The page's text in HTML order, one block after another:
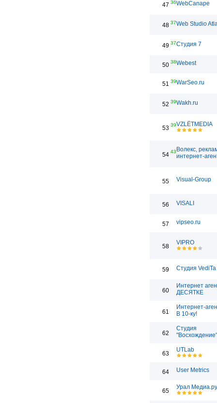
47 36WebCanape
48 37Web Studio
49 37Студия 7
50 38Webest
51 39WarSeo.ru
52 39Wakh.ru
53 39VZLЁTMEDIA
54 43 Волекс,
интернет-
55 Visual-Group
56 VISALI
57 vipseo.ru
58
VIPRO
59 Студия VediTa
60
Интернет
ДЕСЯТКЕ
61
Интернет-
В 10-ку!
62
Студия
"Восхождение"
63
UTLab
64 User Metrics
65
Урал Медиа.ру